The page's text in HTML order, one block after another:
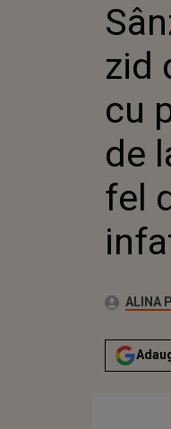
zid
cu
de
fel
Autor:ALINA